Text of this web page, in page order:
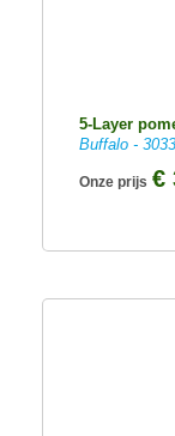
5-Layer
Buffalo -
Onze prijs €